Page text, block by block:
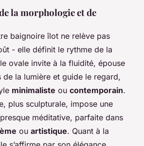
la morphologie et de
baignoire îlot ne relève pas
- elle définit le rythme de la
ovale invite à la fluidité, épouse
de la lumière et guide le regard,
minimaliste ou contemporain.
plus sculpturale, impose une
méditative, parfaite dans
ou artistique. Quant à la